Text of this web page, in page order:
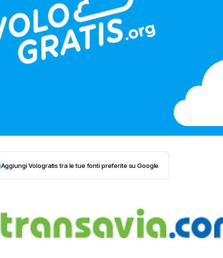
Aggiungi Vologratis tra le tue fonti preferite su Google